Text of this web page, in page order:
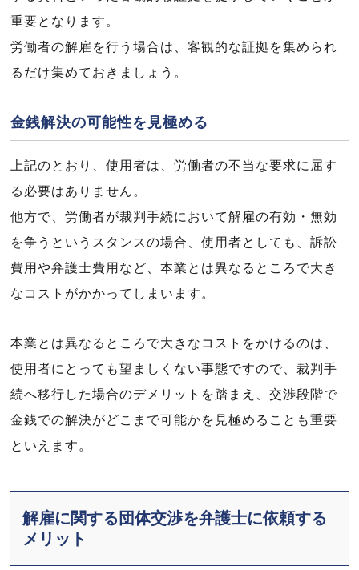
重要となります。
労働者の解雇を行う場合は、客観的な証拠を集められ
るだけ集めておきましょう。
金銭解決の可能性を見極める
上記のとおり、使用者は、労働者の不当な要求に屈す
る必要はありません。
他方で、労働者が裁判手続において解雇の有効・無効
を争うというスタンスの場合、使用者としても、訴訟
費用や弁護士費用など、本業とは異なるところで大き
なコストがかかってしまいます。
本業とは異なるところで大きなコストをかけるのは、
使用者にとっても望ましくない事態ですので、裁判手
続へ移行した場合のデメリットを踏まえ、交渉段階で
金銭での解決がどこまで可能かを見極めることも重要
といえます。
解雇に関する団体交渉を弁護士に依頼する
メリット